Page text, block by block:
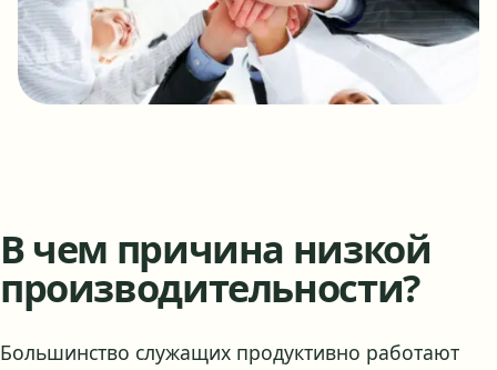
В чем причина низкой
производительности?
Большинство служащих продуктивно работают